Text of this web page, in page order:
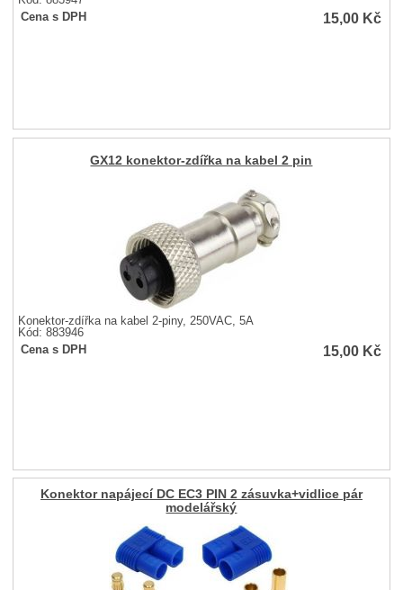
Cena s DPH
15,00 Kč
GX12 konektor-zdířka na kabel 2 pin
Konektor-zdířka na kabel 2-piny, 250VAC, 5A
Kód: 883946
Cena s DPH
15,00 Kč
Konektor napájecí DC EC3 PIN 2 zásuvka+vidlice pár
modelářský